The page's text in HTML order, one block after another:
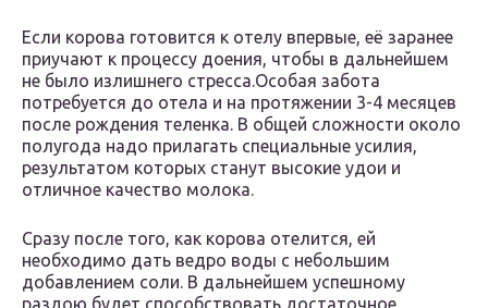
Если корова готовится к отелу впервые, её заранее
приучают к процессу доения, чтобы в дальнейшем
не было излишнего стресса.Особая забота
потребуется до отела и на протяжении 3-4 месяцев
после рождения теленка. В общей сложности около
полугода надо прилагать специальные усилия,
результатом которых станут высокие удои и
отличное качество молока.
Сразу после того, как корова отелится, ей
необходимо дать ведро воды с небольшим
добавлением соли. В дальнейшем успешному
раздою будет способствовать достаточное